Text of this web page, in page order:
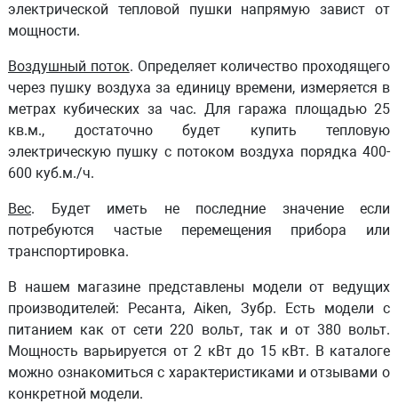
электрической тепловой пушки напрямую завист от
мощности.
Воздушный поток. Определяет количество проходящего
через пушку воздуха за единицу времени, измеряется в
метрах кубических за час. Для гаража площадью 25
кв.м., достаточно будет купить тепловую
электрическую пушку с потоком воздуха порядка 400-
600 куб.м./ч.
Вес. Будет иметь не последние значение если
потребуются частые перемещения прибора или
транспортировка.
В нашем магазине представлены модели от ведущих
производителей: Ресанта, Aiken, Зубр. Есть модели с
питанием как от сети 220 вольт, так и от 380 вольт.
Мощность варьируется от 2 кВт до 15 кВт. В каталоге
можно ознакомиться с характеристиками и отзывами о
конкретной модели.